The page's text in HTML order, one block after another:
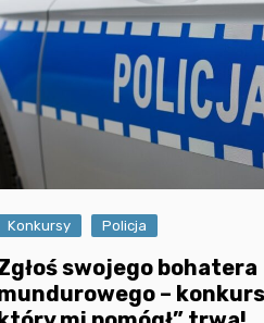
Konkursy Policja
swojego bohatera
–